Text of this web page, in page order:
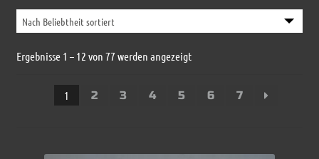
Ergebnisse 1 – 12 von 77 werden angezeigtNach
1
2 3 4 5 6 7